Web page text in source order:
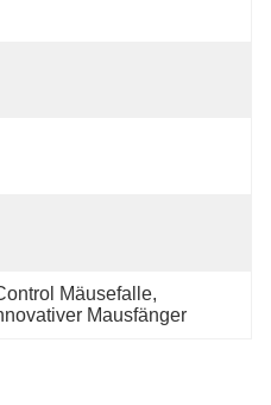
Mäusefalle,
Mausfänger